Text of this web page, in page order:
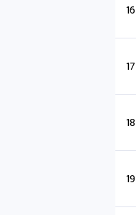
16
17
18
19